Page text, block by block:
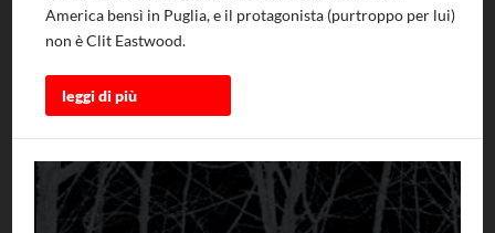
America bensì in Puglia, e il protagonista (purtroppo per lui)
non è Clit Eastwood.
leggi di più